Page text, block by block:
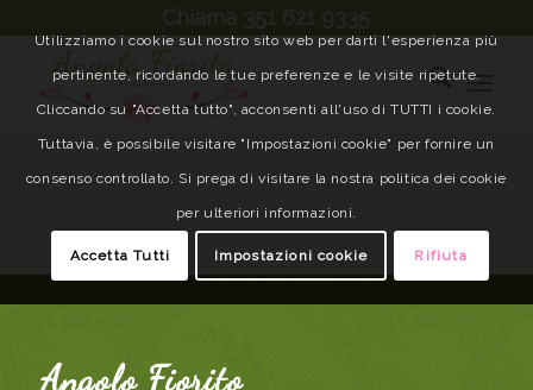
Chiama 351 621 9335
Angolo Fiorito
Utilizziamo i cookie sul nostro sito web per darti l'esperienza più
pertinente, ricordando le tue preferenze e le visite ripetute.
Cliccando su "Accetta tutto", acconsenti all'uso di TUTTI i cookie.
Tuttavia, è possibile visitare "Impostazioni cookie" per fornire un
consenso controllato. Si prega di visitare la nostra politica dei cookie
per ulteriori informazioni.
Accetta Tutti Impostazioni cookie Rifiuta